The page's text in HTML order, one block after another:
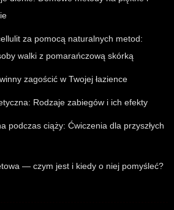
za pomocą naturalnych metod:
walki z pomarańczową skórką
zagościć w Twojej łazience
Rodzaje zabiegów i ich efekty
podczas ciąży: Ćwiczenia dla przyszłych
— czym jest i kiedy o niej pomyśleć?